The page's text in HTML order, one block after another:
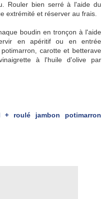
Rouler bien serré à l'aide du
extrémité et réserver au frais.
boudin en tronçon à l'aide
en apéritif ou en entrée
carotte et betterave
à l'huile d'olive par
+ roulé jambon potimarron